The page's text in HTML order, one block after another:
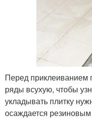
Перед приклеиванием
ряды всухую, чтобы
укладывать плитку
осаждается